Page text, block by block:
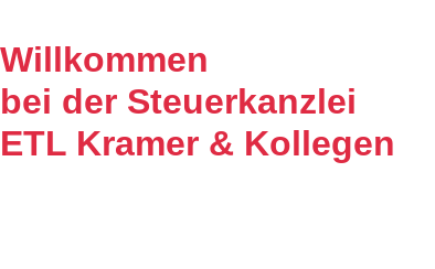
Willkommen
bei der Steuerkanzlei
ETL Kramer & Kollegen